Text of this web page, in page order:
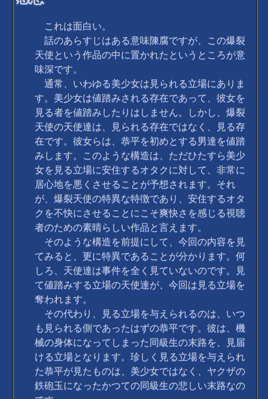
これは面白い。
話のあらすじはある意味陳腐ですが、この爆裂
天使という作品の中に置かれたというところが意
味深です。
通常、いわゆる美少女は見られる立場にありま
す。美少女は値踏みされる存在であって、彼女を
見る者を値踏みしたりはしません。しかし、爆裂
天使の天使達は、見られる存在ではなく、見る存
在です。彼女らは、恭平を初めとする男達を値踏
みします。このような構造は、ただひたすら美少
女を見る立場に安住するオタクに対して、非常に
居心地を悪くさせることが予想されます。それ
が、爆裂天使の特異な特徴であり、安住するオタ
クを不快にさせることにこそ爽快さを感じる視聴
者のための素晴らしい作品と言えます。
そのような構造を前提にして、今回の内容を見
てみると、更に特異であることが分かります。何
しろ、天使達は事件を全く見ていないのです。見
て値踏みする立場の天使達が、今回は見る立場を
奪われます。
その代わり、見る立場を与えられるのは、いつ
も見られる側であったはずの恭平です。彼は、機
械の身体になってしまった同級生の末路を、見届
ける立場となります。珍しく見る立場を与えられ
た恭平が見たものは、美少女ではなく、ヤクザの
鉄砲玉になったかつての同級生の悲しい末路なの